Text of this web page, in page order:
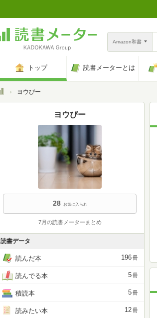
Amazon和書
トップ 読書メーターとは
トップヨウぴー
ヨウぴー
28 お気に入られ
7月の読書メーターまとめ
読書データ
読んだ本 196冊
読んでる本 5冊
積読本 5冊
読みたい本 12冊